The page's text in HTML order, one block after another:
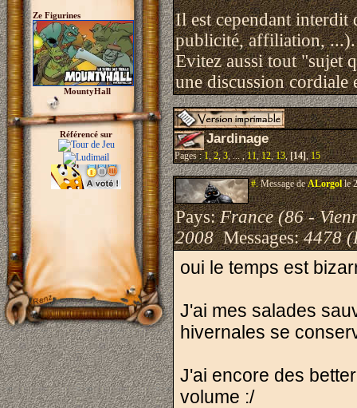
Ze Figurines
MountyHall
Référencé sur
Il est cependant
publicité, affiliation, ...).
Evitez aussi tout "sujet
une discussion cordiale
Jardinage
Pages :1,2,3, ... ,11,12,13,[14],15
#.Message deALorgolle
Pays:France (86 -
2008Messages:4478
oui le temps est
J'ai mes salades
hivernales se
J'ai encore des
volume :/